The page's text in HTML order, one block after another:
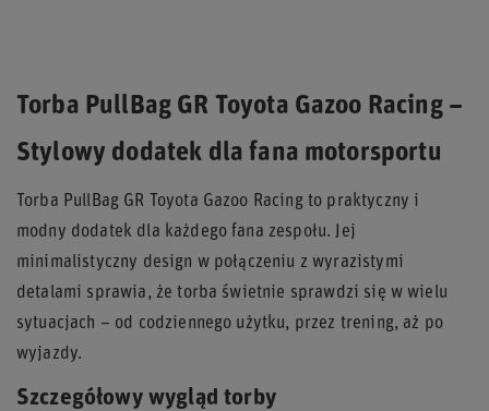
Torba PullBag GR Toyota Gazoo Racing –
Stylowy dodatek dla fana motorsportu
Torba PullBag GR Toyota Gazoo Racing to praktyczny i
modny dodatek dla każdego fana zespołu. Jej
minimalistyczny design w połączeniu z wyrazistymi
detalami sprawia, że torba świetnie sprawdzi się w wielu
sytuacjach – od codziennego użytku, przez trening, aż po
wyjazdy.
Szczegółowy wygląd torby